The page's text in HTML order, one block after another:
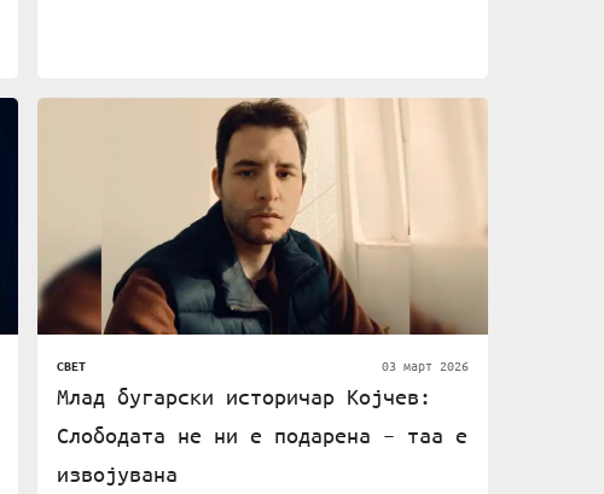
СВЕТ 03 март 2026
Млад бугарски историчар Којчев:
Слободата не ни е подарена – таа е
извојувана